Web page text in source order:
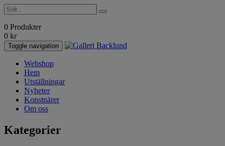
0 Produkter
0 kr
Toggle navigation
Webshop
Hem
Utställningar
Nyheter
Konstnärer
Om oss
Kategorier